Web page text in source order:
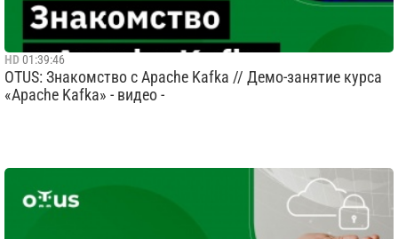
HD 01:39:46
OTUS: Знакомство с Apache Kafka // Демо-занятие курса
«Apache Kafka» - видео -